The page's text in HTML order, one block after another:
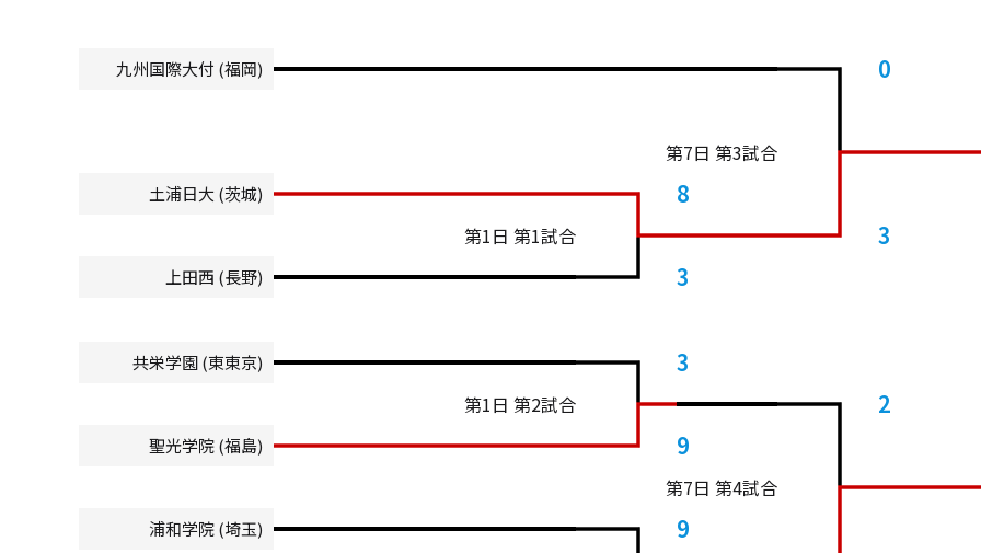
九州国際大付 (福岡) 0
第7日 第3試合
土浦日大 (茨城) 8
第1日 第1試合 3
上田西 (長野) 3
共栄学園 (東東京) 3
第1日 第2試合 2
聖光学院 (福島) 9
第7日 第4試合
浦和学院 (埼玉) 9